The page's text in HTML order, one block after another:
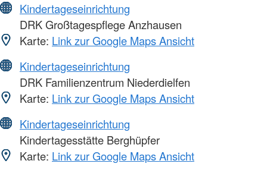
Kindertageseinrichtung
DRK Großtagespflege Anzhausen
Karte: Link zur Google Maps Ansicht
Kindertageseinrichtung
DRK Familienzentrum Niederdielfen
Karte: Link zur Google Maps Ansicht
Kindertageseinrichtung
Kindertagesstätte Berghüpfer
Karte: Link zur Google Maps Ansicht